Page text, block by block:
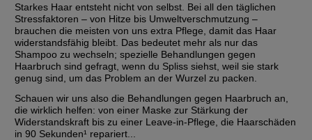
Starkes Haar entsteht nicht von selbst. Bei all den täglichen
Stressfaktoren – von Hitze bis Umweltverschmutzung –
brauchen die meisten von uns extra Pflege, damit das Haar
widerstandsfähig bleibt. Das bedeutet mehr als nur das
Shampoo zu wechseln; spezielle Behandlungen gegen
Haarbruch sind gefragt, wenn du Spliss siehst, weil sie stark
genug sind, um das Problem an der Wurzel zu packen.
Schauen wir uns also die Behandlungen gegen Haarbruch an,
die wirklich helfen: von einer Maske zur Stärkung der
Widerstandskraft bis zu einer Leave‑in‑Pflege, die Haarschäden
in 90 Sekunden¹ repariert...